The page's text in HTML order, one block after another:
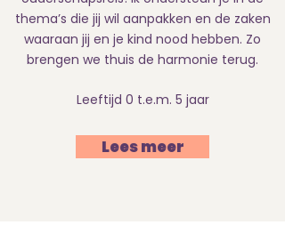
thema’s die jij wil aanpakken en de zaken
waaraan jij en je kind nood hebben. Zo
brengen we thuis de harmonie terug.
Leeftijd 0 t.e.m. 5 jaar
Lees meer